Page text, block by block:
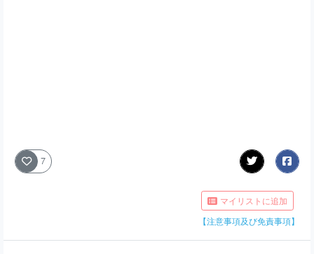
7
マイリストに追加
【注意事項及び免責事項】